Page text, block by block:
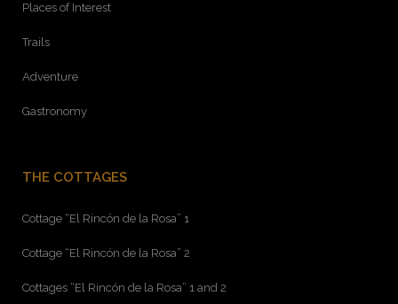
Places of Interest
Trails
Adventure
Gastronomy
THE COTTAGES
Cottage “El Rincón de la Rosa” 1
Cottage “El Rincón de la Rosa” 2
Cottages “El Rincón de la Rosa” 1 and 2